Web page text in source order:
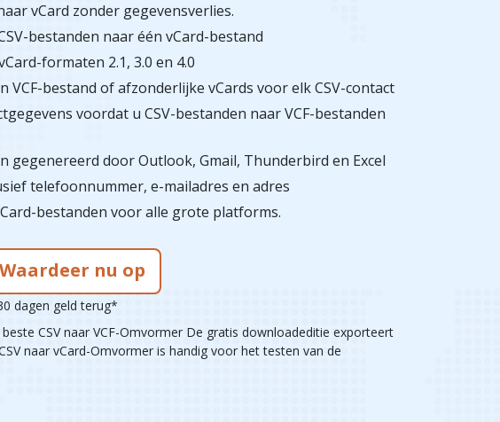
vCard zonder gegevensverlies.
bestanden naar één vCard-bestand
formaten 2.1, 3.0 en 4.0
VCF-bestand of afzonderlijke vCards voor elk CSV-contact
voordat u CSV-bestanden naar VCF-bestanden
gegenereerd door Outlook, Gmail, Thunderbird en Excel
telefoonnummer, e-mailadres en adres
bestanden voor alle grote platforms.
Waardeer nu op
dagen geld terug*
beste CSV naar VCF-Omvormer De gratis downloadeditie exporteert
naar vCard-Omvormer is handig voor het testen van de